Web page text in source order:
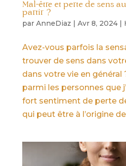
Mal-être et perte de sens
partir ?
par AnneDiaz | Avr 8, 2024|
Avez-vous parfois la
trouver de sens dans
dans votre vie en général
parmi les personnes que
fort sentiment de perte
qui peut être à l’origine